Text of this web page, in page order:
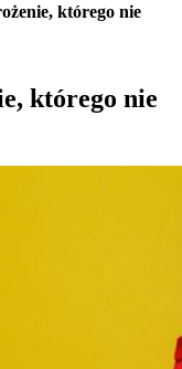
którego nie
którego nie